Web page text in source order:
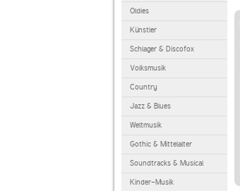
Oldies
Künstler
Schlager & Discofox
Volksmusik
Country
Jazz & Blues
Weltmusik
Gothic & Mittelalter
Soundtracks & Musical
Kinder-Musik